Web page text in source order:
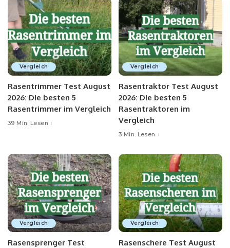
Vergleich
Rasentrimmer Test August
2026: Die besten 5
Rasentrimmer im Vergleich
39 Min. Lesen
Vergleich
Rasentraktor Test August
2026: Die besten 5
Rasentraktoren im
Vergleich
3 Min. Lesen
Vergleich
Rasensprenger Test
Vergleich
Rasenschere Test August